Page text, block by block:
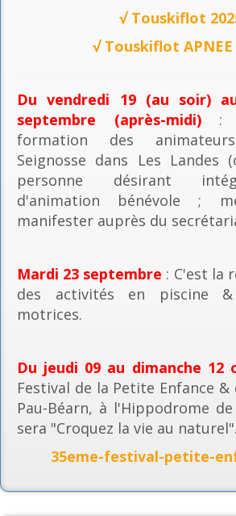
√ Touskiflot
√ Touskiflot APNEE
Du vendredi 19 (au soir)
septembre (après-midi):
formation des
Seignosse dans Les Landes
personne désirant
d'animation bénévole ;
manifester auprès du
Mardi 23 septembre : C'est la
des activités en piscine
motrices.
Du jeudi 09 au dimanche 12
Festival de la Petite Enfance &
Pau-Béarn, à l'Hippodrome
sera "Croquez la vie au naturel".
35eme-festival-petite-